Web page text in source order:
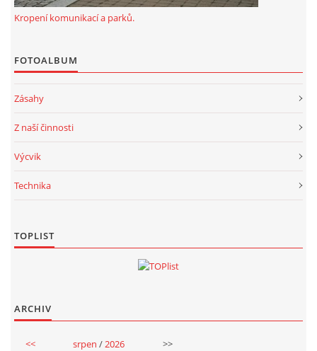
Kropení komunikací a parků.
FOTOALBUM
Zásahy
Z naší činnosti
Výcvik
Technika
TOPLIST
ARCHIV
<< srpen /2026 >>